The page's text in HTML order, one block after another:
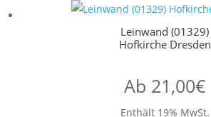
Leinwand (01329)
Hofkirche Dresden
Ab 21,00€
Enthält 19% MwSt.